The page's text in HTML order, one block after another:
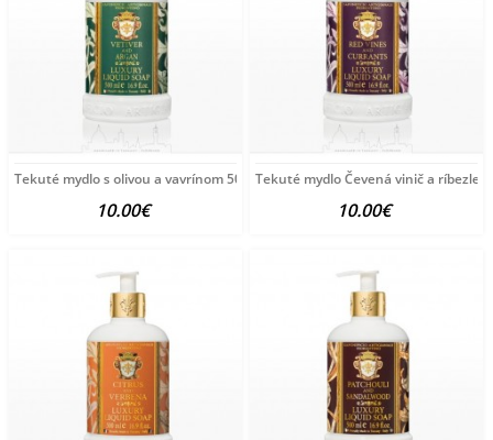
Tekuté mydlo s olivou a vavrínom 500 ml SA Fiorentino
10.00€
Tekuté mydlo Čevená vinič a ríbezle
10.00€